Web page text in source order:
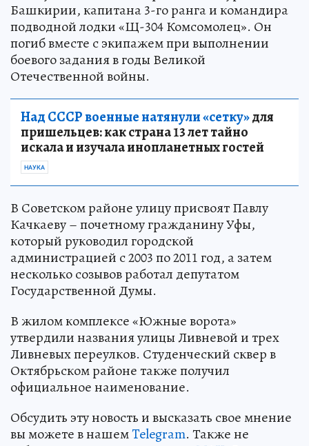
Башкирии, капитана 3-го ранга и командира
подводной лодки «Щ-304 Комсомолец». Он
погиб вместе с экипажем при выполнении
боевого задания в годы Великой
Отечественной войны.
Над СССР военные натянули «сетку»для
пришельцев: как страна 13 лет тайно
искала и изучала инопланетных гостей
НАУКА
В Советском районе улицу присвоят Павлу
Качкаеву – почетному гражданину Уфы,
который руководил городской
администрацией с 2003 по 2011 год, а затем
несколько созывов работал депутатом
Государственной Думы.
В жилом комплексе «Южные ворота»
утвердили названия улицы Ливневой и трех
Ливневых переулков. Студенческий сквер в
Октябрьском районе также получил
официальное наименование.
Обсудить эту новость и высказать свое мнение
вы можете в нашемTelegram. Также не